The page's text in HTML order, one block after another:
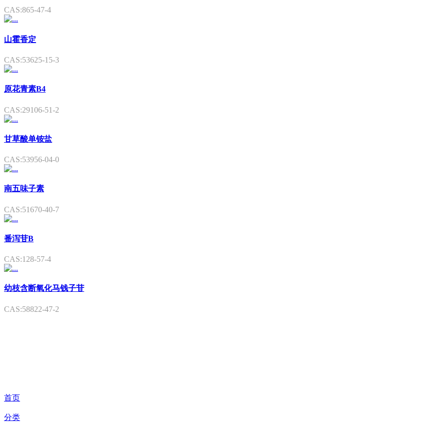
CAS:865-47-4
山霍香定
CAS:53625-15-3
原花青素B4
CAS:29106-51-2
甘草酸单铵盐
CAS:53956-04-0
南五味子素
CAS:51670-40-7
番泻苷B
CAS:128-57-4
幼枝含断氧化马钱子苷
CAS:58822-47-2
首页
分类